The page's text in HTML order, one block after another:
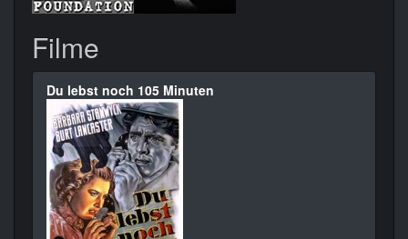
Filme
Du lebst noch 105 Minuten